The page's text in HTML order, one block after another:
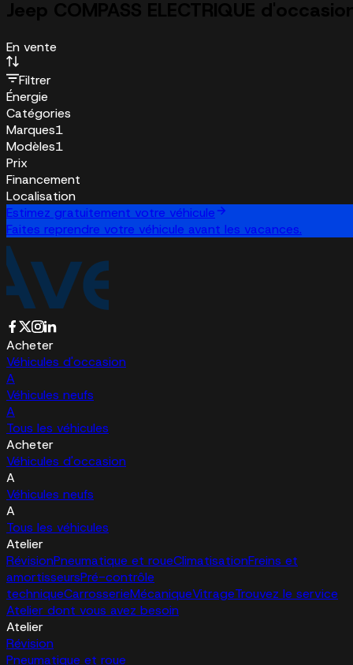
En vente
Filtrer
Énergie
Catégories
Marques1
Modèles1
Prix
Financement
Localisation
Estimez gratuitement votre véhicule
Faites reprendre votre véhicule avant les vacances.
Acheter
Véhicules d'occasion
A
Véhicules neufs
A
Tous les véhicules
Acheter
Véhicules d'occasion
A
Véhicules neufs
A
Tous les véhicules
Atelier
RévisionPneumatique et roueClimatisationFreins et
amortisseursPré-contrôle
techniqueCarrosserieMécaniqueVitrageTrouvez le service
Atelier dont vous avez besoin
Atelier
Révision
Pneumatique et roue